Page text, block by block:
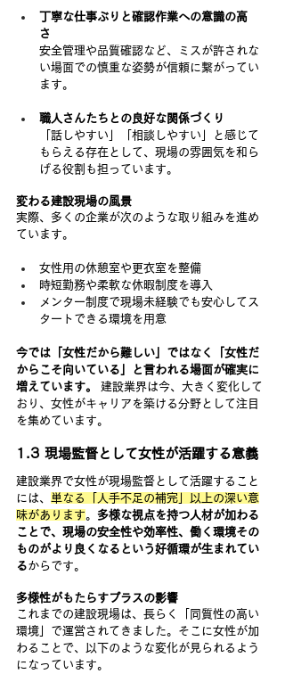
丁寧な仕事ぶりと確認作業への意識の高
さ
安全管理や品質確認など、ミスが許されな
い場面での慎重な姿勢が信頼に繋がってい
ます。
職人さんたちとの良好な関係づくり
「話しやすい」「相談しやすい」と感じて
もらえる存在として、現場の雰囲気を和ら
げる役割も担っています。
変わる建設現場の風景
実際、多くの企業が次のような取り組みを進め
ています。
女性用の休憩室や更衣室を整備
時短勤務や柔軟な休暇制度を導入
メンター制度で現場未経験でも安心してス
タートできる環境を用意
今では「女性だから難しい」ではなく「女性だ
からこそ向いている」と言われる場面が確実に
増えています。
建設業界は今、大きく変化して
おり、女性がキャリアを築ける分野として注目
を集めています。
1.3 現場監督として女性が活躍する意義
建設業界で女性が現場監督として活躍すること
には、
単なる「人手不足の補完」以上の深い意
味があります
多様な視点を持つ人材が加わる
ことで、現場の安全性や効率性、働く環境その
ものがより良くなるという好循環が生まれてい
るからです。
多様性がもたらすプラスの影響
これまでの建設現場は、長らく「同質性の高い
環境」で運営されてきました。そこに女性が加
わることで、以下のような変化が見られるよう
になっています。